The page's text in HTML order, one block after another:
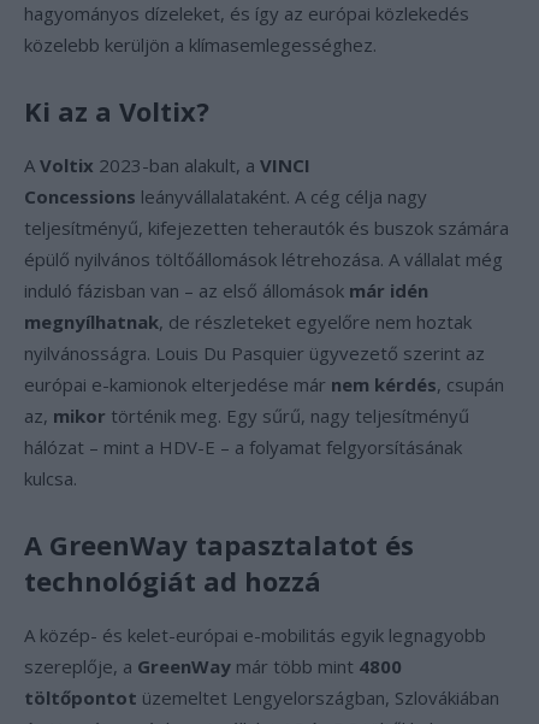
hagyományos dízeleket, és így az európai közlekedés
közelebb kerüljön a klímasemlegességhez.
Ki az a Voltix?
A Voltix 2023-ban alakult, a VINCI
Concessions leányvállalataként. A cég célja nagy
teljesítményű, kifejezetten teherautók és buszok számára
épülő nyilvános töltőállomások létrehozása. A vállalat még
induló fázisban van – az első állomások már idén
megnyílhatnak, de részleteket egyelőre nem hoztak
nyilvánosságra. Louis Du Pasquier ügyvezető szerint az
európai e-kamionok elterjedése már nem kérdés, csupán
az, mikor történik meg. Egy sűrű, nagy teljesítményű
hálózat – mint a HDV-E – a folyamat felgyorsításának
kulcsa.
A GreenWay tapasztalatot és
technológiát ad hozzá
A közép- és kelet-európai e-mobilitás egyik legnagyobb
szereplője, a GreenWay már több mint 4800
töltőpontot üzemeltet Lengyelországban, Szlovákiában